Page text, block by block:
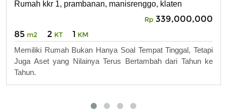
Rumah kkr 1, prambanan, manisrenggo, klaten
Rp 339,000,000
85 m2 2 KT 1 KM
Memiliki Rumah Bukan Hanya Soal Tempat Tinggal, Tetapi
Juga Aset yang Nilainya Terus Bertambah dari Tahun ke
Tahun.